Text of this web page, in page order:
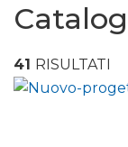
41 RISULTATI